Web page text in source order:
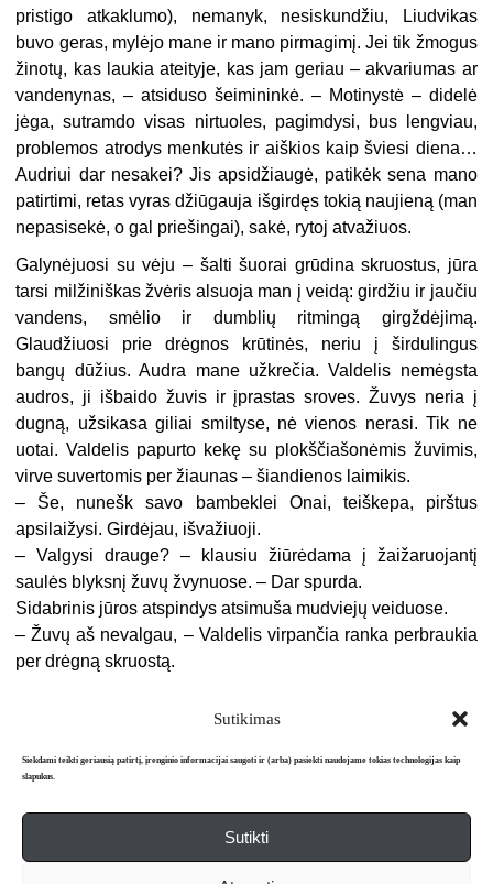
Sutikimas
Siekdami teikti geriausią patirtį, įrenginio informacijai saugoti ir (arba) pasiekti naudojame tokias technologijas kaip
slapukus.
Sutikti
pristigo atkaklumo), nemanyk, nesiskundžiu, Liudvikas
buvo geras, mylėjo mane ir mano pirmagimį. Jei tik žmogus
žinotų, kas laukia ateityje, kas jam geriau – akvariumas ar
vandenynas, – atsiduso šeimininkė. – Motinystė – didelė
jėga, sutramdo visas nirtuoles, pagimdysi, bus lengviau,
problemos atrodys menkutės ir aiškios kaip šviesi diena…
Audriui dar nesakei? Jis apsidžiaugė, patikėk sena mano
patirtimi, retas vyras džiūgauja išgirdęs tokią naujieną (man
nepasisekė, o gal priešingai), sakė, rytoj atvažiuos.
Galynėjuosi su vėju – šalti šuorai grūdina skruostus, jūra
tarsi milžiniškas žvėris alsuoja man į veidą: girdžiu ir jaučiu
vandens, smėlio ir dumblių ritmingą girgždėjimą.
Glaudžiuosi prie drėgnos krūtinės, neriu į širdulingus
bangų dūžius. Audra mane užkrečia. Valdelis nemėgsta
audros, ji išbaido žuvis ir įprastas sroves. Žuvys neria į
dugną, užsikasa giliai smiltyse, nė vienos nerasi. Tik ne
uotai. Valdelis papurto kekę su plokščiašonėmis žuvimis,
virve suvertomis per žiaunas – šiandienos laimikis.
– Še, nunešk savo bambeklei Onai, teiškepa, pirštus
apsilaižysi. Girdėjau, išvažiuoji.
– Valgysi drauge? – klausiu žiūrėdama į žaižaruojantį
saulės blyksnį žuvų žvynuose. – Dar spurda.
Sidabrinis jūros atspindys atsimuša mudviejų veiduose.
– Žuvų aš nevalgau, – Valdelis virpančia ranka perbraukia
per drėgną skruostą.